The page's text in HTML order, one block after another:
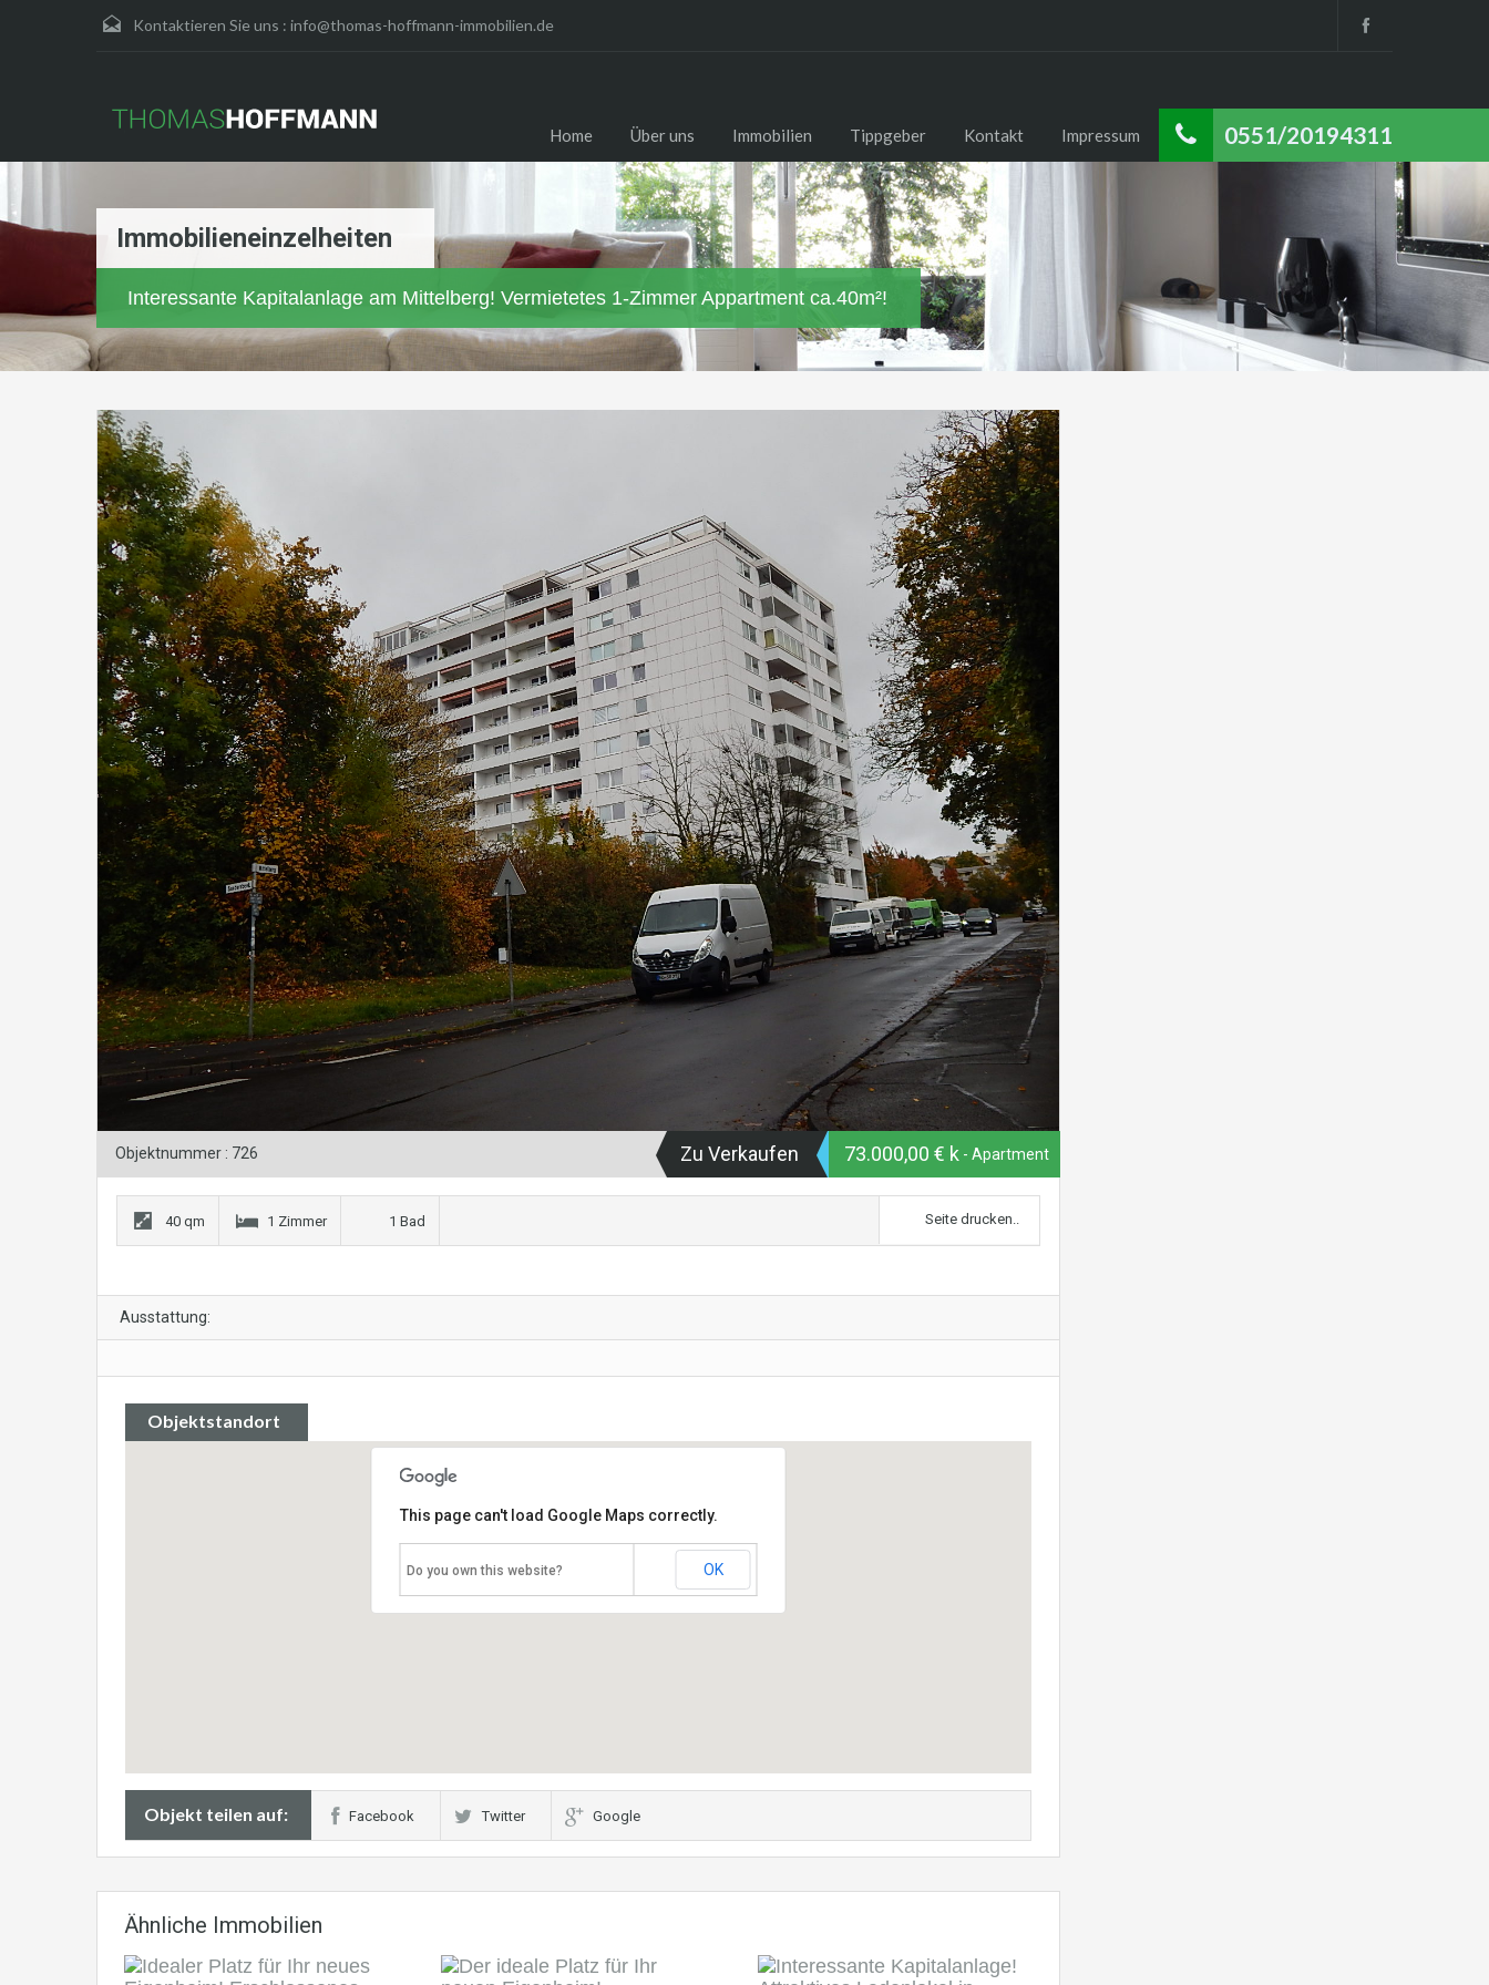
Kontaktieren Sie uns : info@thomas-hoffmann-immobilien.de
0551/20194311
Home Über uns Immobilien Tippgeber Kontakt Impressum
Immobilieneinzelheiten
Interessante Kapitalanlage am Mittelberg! Vermietetes 1-Zimmer Appartment ca.40m²!
Objektnummer : 726 Zu Verkaufen 73.000,00 € k - Apartment
40 qm 1 Zimmer 1 Bad Seite drucken..
Ausstattung:
Objektstandort
This page can't load Google Maps correctly.
Do you own this website? OK
Objekt teilen auf: Facebook Twitter Google
Ähnliche Immobilien